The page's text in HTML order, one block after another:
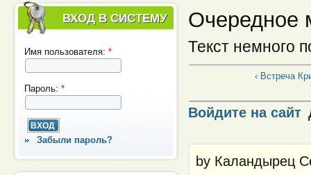
ВХОД В СИСТЕМУ
Имя пользователя:*
Пароль:*
Забыли пароль?
Очередное
Текст немного
‹ Встреча
Войдите на сайт
by Каландырец